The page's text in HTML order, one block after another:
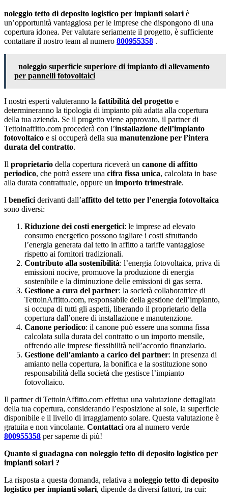
noleggio tetto di deposito logistico per impianti solari è
un’opportunità vantaggiosa per le imprese che dispongono di una
copertura idonea. Per valutare seriamente il progetto, è sufficiente
contattare il nostro team al numero 800955358 .
noleggio superficie superiore di impianto di allevamento
per pannelli fotovoltaici
I nostri esperti valuteranno la fattibilità del progetto e
determineranno la tipologia di impianto più adatta alla copertura
della tua azienda. Se il progetto viene approvato, il partner di
Tettoinaffitto.com procederà con l’installazione dell’impianto
fotovoltaico e si occuperà della sua manutenzione per l’intera
durata del contratto.
Il proprietario della copertura riceverà un canone di affitto
periodico, che potrà essere una cifra fissa unica, calcolata in base
alla durata contrattuale, oppure un importo trimestrale.
I benefici derivanti dall’affitto del tetto per l’energia fotovoltaica
sono diversi:
Riduzione dei costi energetici: le imprese ad elevato
consumo energetico possono tagliare i costi sfruttando
l’energia generata dal tetto in affitto a tariffe vantaggiose
rispetto ai fornitori tradizionali.
Contributo alla sostenibilità: l’energia fotovoltaica, priva di
emissioni nocive, promuove la produzione di energia
sostenibile e la diminuzione delle emissioni di gas serra.
Gestione a cura del partner: la società collaboratrice di
TettoinAffitto.com, responsabile della gestione dell’impianto,
si occupa di tutti gli aspetti, liberando il proprietario della
copertura dall’onere di installazione e manutenzione.
Canone periodico: il canone può essere una somma fissa
calcolata sulla durata del contratto o un importo mensile,
offrendo alle imprese flessibilità nell’accordo finanziario.
Gestione dell’amianto a carico del partner: in presenza di
amianto nella copertura, la bonifica e la sostituzione sono
responsabilità della società che gestisce l’impianto
fotovoltaico.
Il partner di TettoinAffitto.com effettua una valutazione dettagliata
della tua copertura, considerando l’esposizione al sole, la superficie
disponibile e il livello di irraggiamento solare. Questa valutazione è
gratuita e non vincolante. Contattaci ora al numero verde
800955358 per saperne di più!
Quanto si guadagna con noleggio tetto di deposito logistico per
impianti solari ?
La risposta a questa domanda, relativa a noleggio tetto di deposito
logistico per impianti solari, dipende da diversi fattori, tra cui: